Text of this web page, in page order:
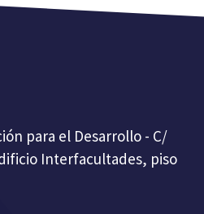
para el Desarrollo - C/
Interfacultades, piso